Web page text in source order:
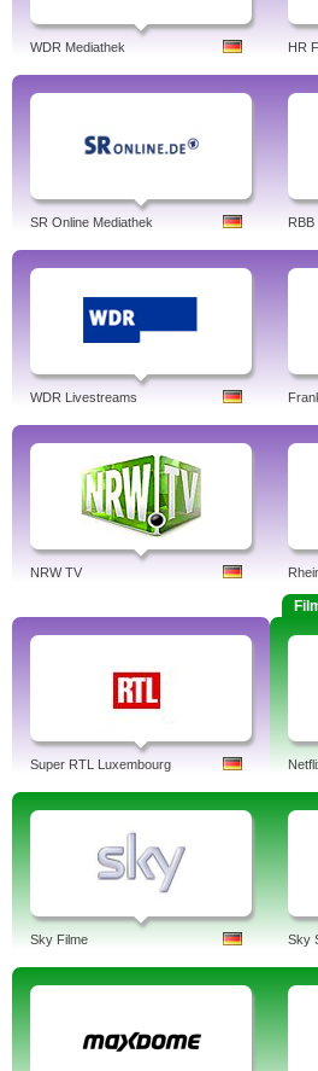
WDR Mediathek HR
SR Online Mediathek RBB
WDR Livestreams
NRW TV
Super RTL Luxembourg
Sky Filme Sky